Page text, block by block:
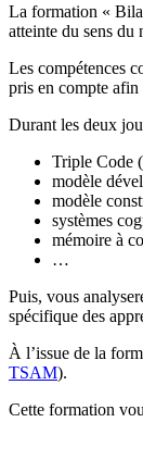
La formation «
atteinte du sens du
Les compétences
pris en compte afin
Durant les deux
Triple Code
modèle
modèle
systèmes
mémoire à
…
Puis, vous
spécifique des
À l’issue de la
TSAM).
Cette formation